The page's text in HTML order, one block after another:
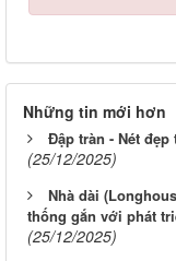
Những tin mới hơn
Đập tràn - Nét
(25/12/2025)
Nhà dài
thống gắn với phát
(25/12/2025)